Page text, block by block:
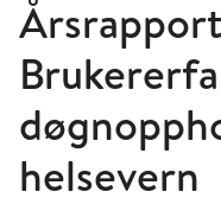
helsevern